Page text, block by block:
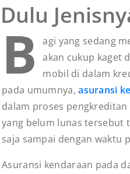
B
agi yang sedang
akan cukup kaget
mobil di dalam
pada umumnya,asuransi
dalam proses
yang belum lunas tersebut
saja sampai dengan waktu
Asuransi kendaraan pada